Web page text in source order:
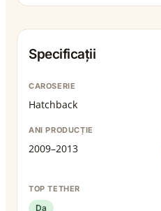
Specificații
CAROSERIE
Hatchback
ANI PRODUCȚIE
2009–2013
TOP TETHER
Da